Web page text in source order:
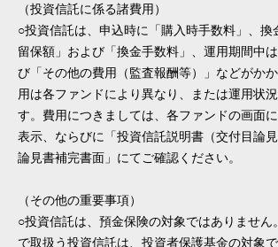
（投資信託に係る諸費用）
○投資信託は、申込時に「購入時手数料」、換
留保額」および「換金手数料」、運用期間中
び「その他の費用（監査報酬等）」などがか
用は各ファンドにより異なり、または運用状
す。費用につきましては、各ファンドの画面
表示、ならびに「投資信託説明書（交付目論
論見書補完書面」にてご確認ください。
（その他の重要事項）
○投資信託は、預金保険の対象ではありません
で取扱う投資信託は、投資者保護基金の対象で